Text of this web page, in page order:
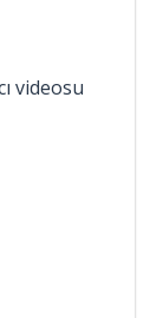
videosu